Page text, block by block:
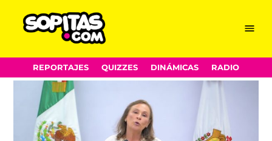
Skip
to
content
Menu
REPORTAJES QUIZZES DINÁMICAS RADIO